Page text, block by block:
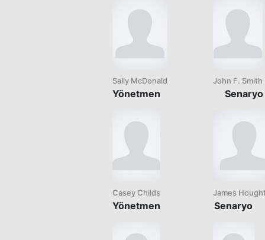
Sally McDonald
Yönetmen
Casey Childs
Yönetmen
John F. Smith
Senaryo
James
Senaryo